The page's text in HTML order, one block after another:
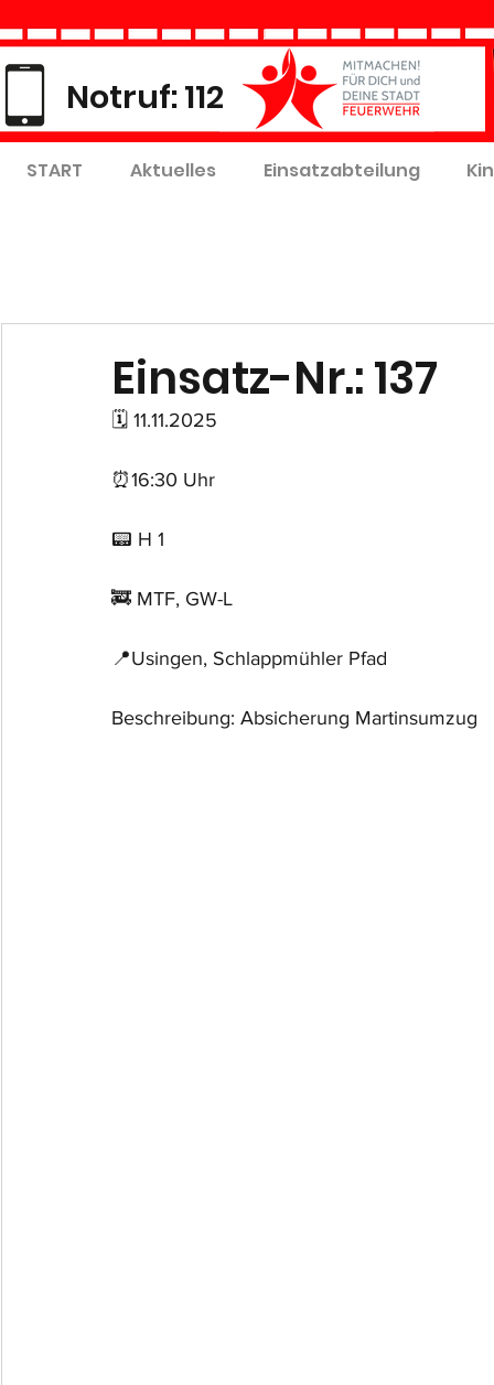
Notruf: 112
START Aktuelles Einsatzabteilung
Einsatz-Nr.: 137
🗓 11.11.2025
⏰16:30 Uhr
📟 H 1
🚒 MTF, GW-L
📍Usingen, Schlappmühler Pfad
Beschreibung: Absicherung Martinsumzug